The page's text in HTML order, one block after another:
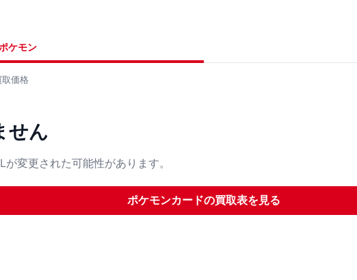
ケモン
取価格
せん
変更された可能性があります。
ポケモンカードの買取表を見る